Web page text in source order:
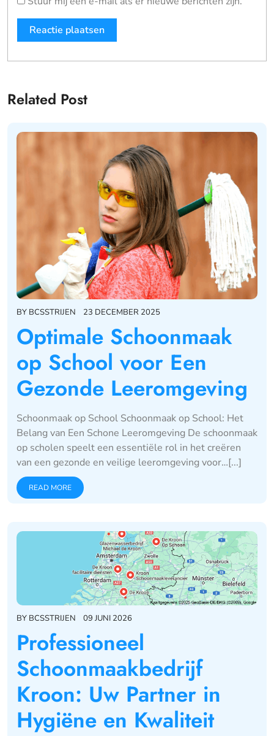
Related Post
BY BCSSTRIJEN 23 DECEMBER 2025
Optimale Schoonmaak
op School voor Een
Gezonde Leeromgeving
Schoonmaak op School Schoonmaak op School: Het
Belang van Een Schone Leeromgeving De schoonmaak
op scholen speelt een essentiële rol in het creëren
van een gezonde en veilige leeromgeving voor…[...]
READ MORE
BY BCSSTRIJEN 09 JUNI 2026
Professioneel
Schoonmaakbedrijf
Kroon: Uw Partner in
Hygiëne en Kwaliteit